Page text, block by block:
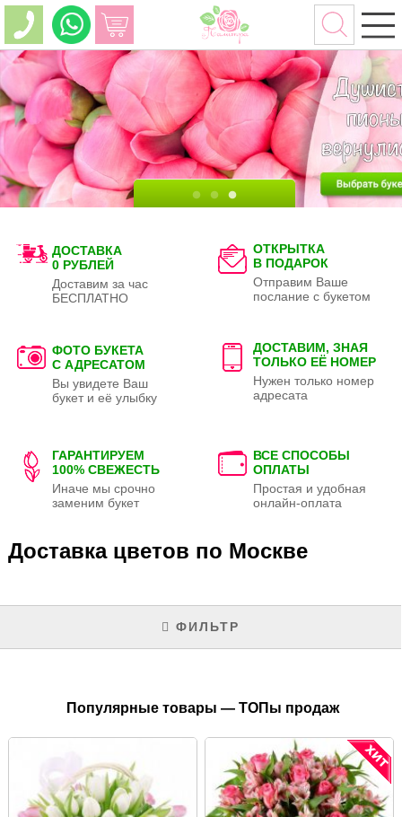
ДОСТАВКА
0 РУБЛЕЙ
Доставим за час
БЕСПЛАТНО
ОТКРЫТКА
В ПОДАРОК
Отправим Ваше
послание с букетом
ФОТО БУКЕТА
С АДРЕСАТОМ
Вы увидете Ваш
букет и её улыбку
ДОСТАВИМ, ЗНАЯ
ТОЛЬКО ЕЁ НОМЕР
Нужен только номер
адресата
ГАРАНТИРУЕМ
100% СВЕЖЕСТЬ
Иначе мы срочно
заменим букет
ВСЕ СПОСОБЫ
ОПЛАТЫ
Простая и удобная
онлайн-оплата
Доставка цветов по Москве
ФИЛЬТР
Популярные товары — ТОПы продаж